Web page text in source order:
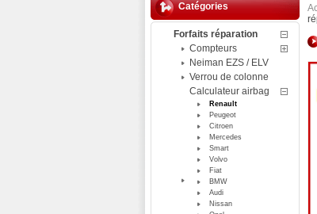
Catégories
Forfaits réparation
Compteurs
Neiman EZS / ELV
Verrou de colonne
Calculateur airbag
Renault
Peugeot
Citroen
Mercedes
Smart
Volvo
Fiat
BMW
Audi
Nissan